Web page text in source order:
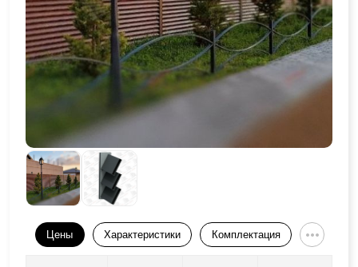
Цены Характеристики Комплектация